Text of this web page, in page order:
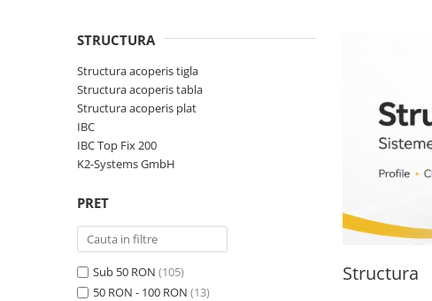
Microinvertoare
Accesorii Fronius
Invertoare Hibride Fronius
Invertoare On-Grid Fronius
Structura
STRUCTURA
Structura acoperis tigla
Structura acoperis tabla
Structura acoperis plat
IBC
IBC Top Fix 200
K2-Systems GmbH
PRET
Sub 50 RON (105)
50 RON - 100 RON (13)